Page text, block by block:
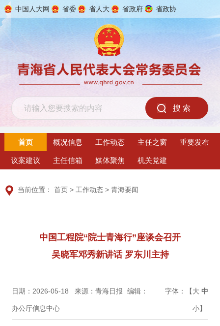
中国人大网 省委 省人大 省政府 省政协
首页 概况信息 工作动态 主任之窗 重要发布
议案建议 主任信箱 媒体聚焦 机关党建
当前位置：首页 >工作动态 >青海要闻
中国工程院“院士青海行”座谈会召开
吴晓军邓秀新讲话 罗东川主持
日期：2026-05-18 来源：青海日报 编辑：
办公厅信息中心
字体：【大 中
小】